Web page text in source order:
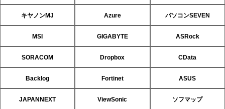
キヤノンMJ Azure パソコンSEVEN
MSI GIGABYTE ASRock
SORACOM Dropbox CData
Backlog Fortinet ASUS
JAPANNEXT ViewSonic ソフマップ